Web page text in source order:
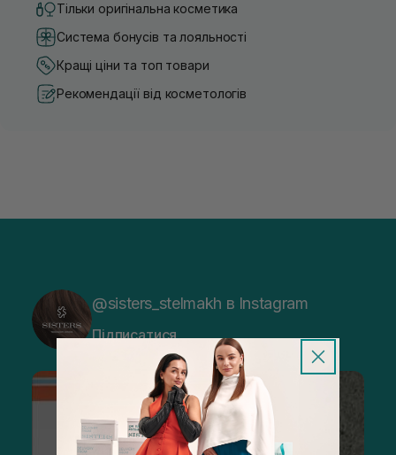
Тільки оригінальна косметика
Система бонусів та лояльності
Кращі ціни та топ товари
Рекомендації від косметологів
@sisters_stelmakh в Instagram
Підписатися